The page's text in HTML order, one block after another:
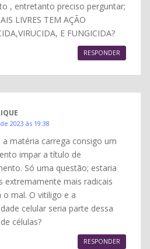
, entretanto preciso perguntar;
LIVRES TEM AÇÃO
E FUNGICIDA?
RESPONDER
2023 às 19:38
a matéria carrega consigo um
impar a título de
Só uma questão; estaria
extremamente mais radicais
o mal. O vitiligo e a
celular seria parte dessa
células?
RESPONDER